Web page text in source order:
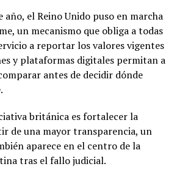
año, el Reino Unido puso en marcha
un mecanismo que obliga a todas
a reportar los valores vigentes
y plataformas digitales permitan a
antes de decidir dónde
británica es fortalecer la
de una mayor transparencia, un
aparece en el centro de la
tras el fallo judicial.